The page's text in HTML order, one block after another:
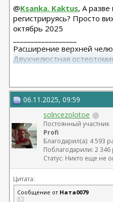
@Ksanka. Kaktus, А
регистрируясь? Просто
октябрь 2025
Расширение верхней
Двухчелюстная
Маммопластика
06.11.2025, 09:59
solncezolotoe
Постоянный участник
Profi
Благодарил(а): 4 593
Поблагодарили: 2
Статус: Никто еще не
Цитата:
Сообщение от Ната0079